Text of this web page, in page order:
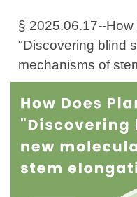
§ 2025.06.17--
"Discovering blind
mechanisms of